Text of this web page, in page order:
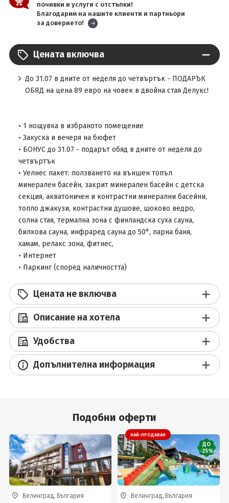
почивки и услуги с отстъпки!
Благодарим на нашите клиенти и партньори
за доверието!
Цената включва
До 31.07 в дните от неделя до четвъртък - ПОДАРЪК
ОБЯД на цена 89 евро на човек в двойна стая Делукс!
• 1 нощувка в избраното помещение
• Закуска и вечеря на бюфет
• БОНУС до 31.07 - подарът обяд в дните от неделя до
четвъртък
• Уелнес пакет: ползването на външен топъл
минерален басейн, закрит минерален басейн с детска
секция, акватоничен и контрастни минерални басейни,
топло джакузи, контрастни душове, шоково ведро,
солна стая, термална зона с финландска суха сауна,
билкова сауна, инфраред сауна до 50°, парна баня,
хамам, релакс зона, фитнес,
• Интернет
• Паркинг (според наличността)
Цената не включва
Описание на хотела
Удобства
Допълнителна информация
Подобни оферти
Велинград, България
НАЙ-ПРОДАВАН
ДО
-25%
Велинград, България